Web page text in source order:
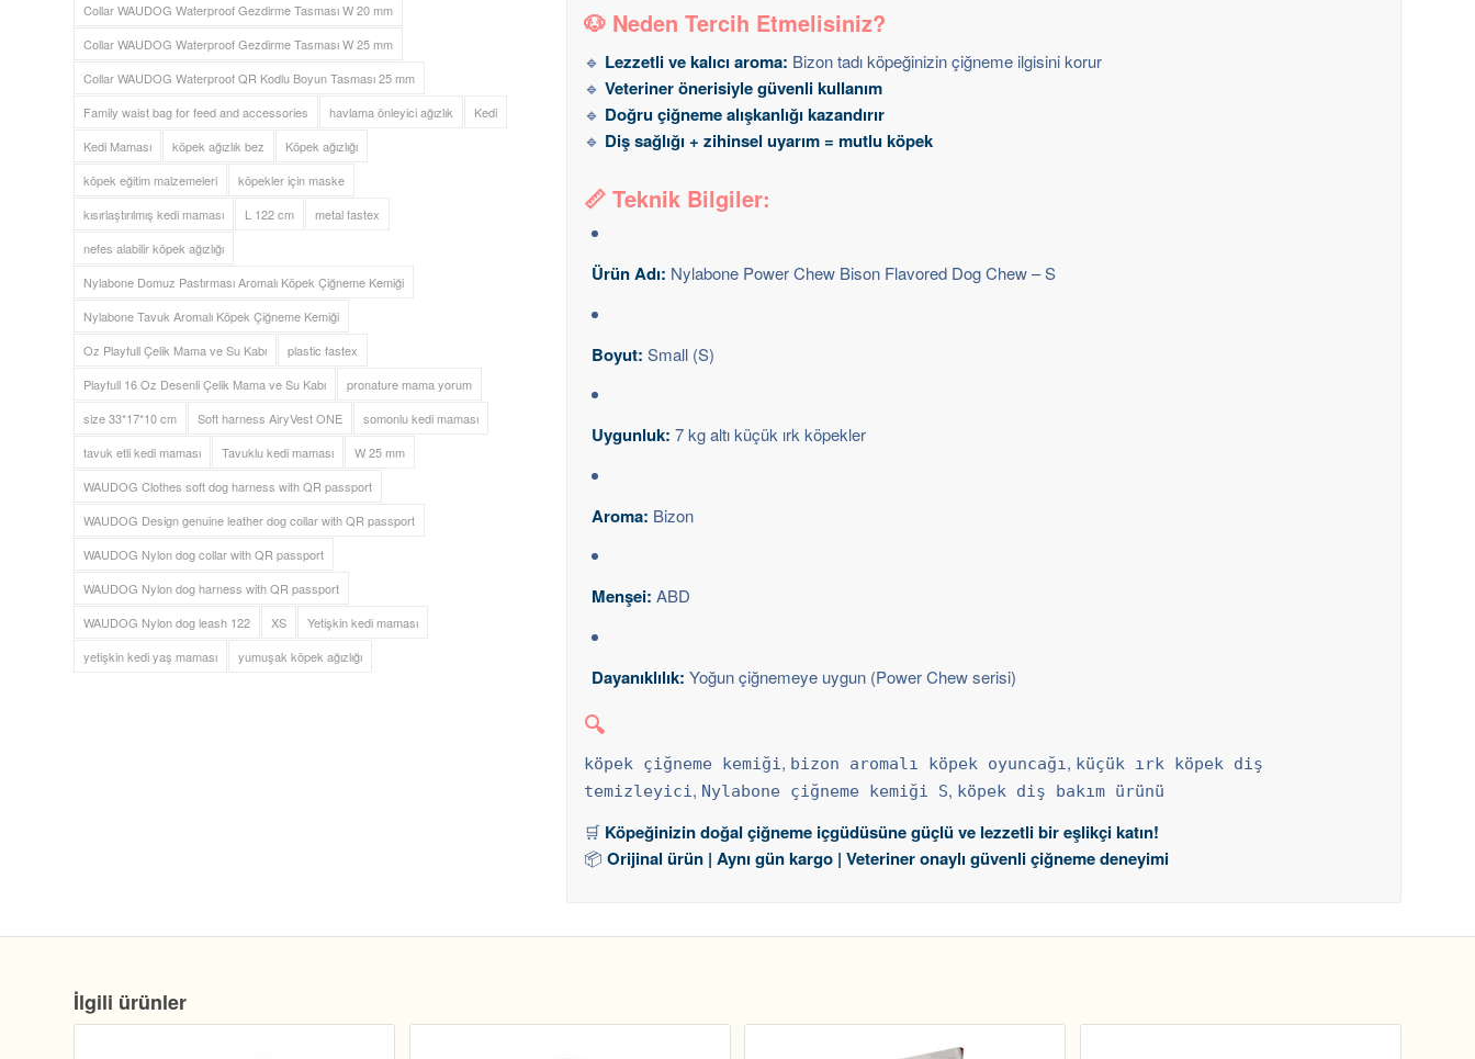
Collar WAUDOG Waterproof Gezdirme Tasması W 20 mm
Collar WAUDOG Waterproof Gezdirme Tasması W 25 mm
Collar WAUDOG Waterproof QR Kodlu Boyun Tasması 25 mm
Family waist bag for feed and accessories
havlama önleyici ağızlık
Kedi
Kedi Maması
köpek ağızlık bez
Köpek ağızlığı
köpek eğitim malzemeleri
köpekler için maske
kısırlaştırılmış kedi maması
L 122 cm
metal fastex
nefes alabilir köpek ağızlığı
Nylabone Domuz Pastırması Aromalı Köpek Çiğneme Kemiği
Nylabone Tavuk Aromalı Köpek Çiğneme Kemiği
Oz Playfull Çelik Mama ve Su Kabı
plastic fastex
Playfull 16 Oz Desenli Çelik Mama ve Su Kabı
pronature mama yorum
size 33*17*10 cm
Soft harness AiryVest ONE
somonlu kedi maması
tavuk etli kedi maması
Tavuklu kedi maması
W 25 mm
WAUDOG Clothes soft dog harness with QR passport
WAUDOG Design genuine leather dog collar with QR passport
WAUDOG Nylon dog collar with QR passport
WAUDOG Nylon dog harness with QR passport
WAUDOG Nylon dog leash 122
XS
Yetişkin kedi maması
yetişkin kedi yaş maması
yumuşak köpek ağızlığı
🐶 Neden Tercih Etmelisiniz?
🔹 Lezzetli ve kalıcı aroma: Bizon tadı köpeğinizin çiğneme ilgisini korur
🔹Veteriner önerisiyle güvenli kullanım
🔹 Doğru çiğneme alışkanlığı kazandırır
🔹 Diş sağlığı + zihinsel uyarım = mutlu köpek
📏 Teknik Bilgiler:
Ürün Adı: Nylabone Power Chew Bison Flavored Dog Chew – S
Boyut: Small (S)
Uygunluk: 7 kg altı küçük ırk köpekler
Aroma: Bizon
Menşei: ABD
Dayanıklılık: Yoğun çiğnemeye uygun (Power Chew serisi)
🔍
köpek çiğneme kemiği, bizon aromalı köpek oyuncağı, küçük ırk köpek diş
temizleyici, Nylabone çiğneme kemiği S, köpek diş bakım ürünü
🛒 Köpeğinizin doğal çiğneme içgüdüsüne güçlü ve lezzetli bir eşlikçi katın!
📦Orijinal ürün | Aynı gün kargo | Veteriner onaylı güvenli çiğneme deneyimi
İlgili ürünler